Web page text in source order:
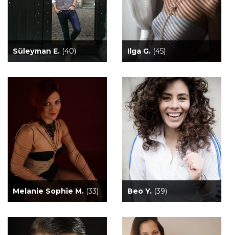
Süleyman E. (40) Ilga G. (45)
Melanie Sophie M. (33) Beo Y. (39)